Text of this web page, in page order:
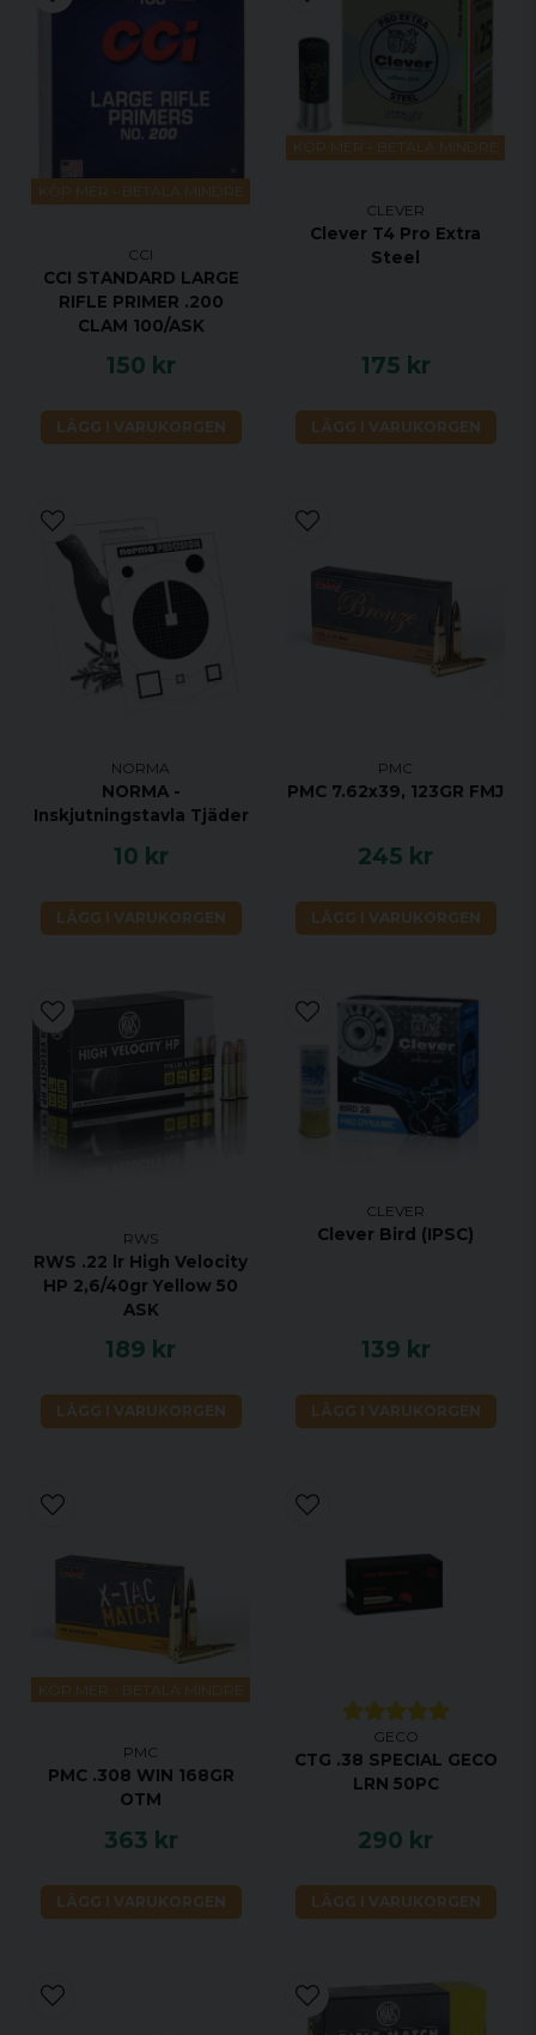
KÖP MER - BETALA MINDRE
CCI
CCI STANDARD LARGE
RIFLE PRIMER .200
CLAM 100/ASK
150 kr
LÄGG I VARUKORGEN
KÖP MER - BETALA MINDRE
CLEVER
Clever T4 Pro Extra
Steel
175 kr
LÄGG I VARUKORGEN
NORMA
NORMA -
Inskjutningstavla Tjäder
10 kr
LÄGG I VARUKORGEN
PMC
PMC 7.62x39, 123GR FMJ
245 kr
LÄGG I VARUKORGEN
RWS
RWS .22 lr High Velocity
HP 2,6/40gr Yellow 50
ASK
189 kr
LÄGG I VARUKORGEN
CLEVER
Clever Bird (IPSC)
139 kr
LÄGG I VARUKORGEN
KÖP MER - BETALA MINDRE
PMC
PMC .308 WIN 168GR
OTM
363 kr
LÄGG I VARUKORGEN
GECO
CTG .38 SPECIAL GECO
LRN 50PC
290 kr
LÄGG I VARUKORGEN